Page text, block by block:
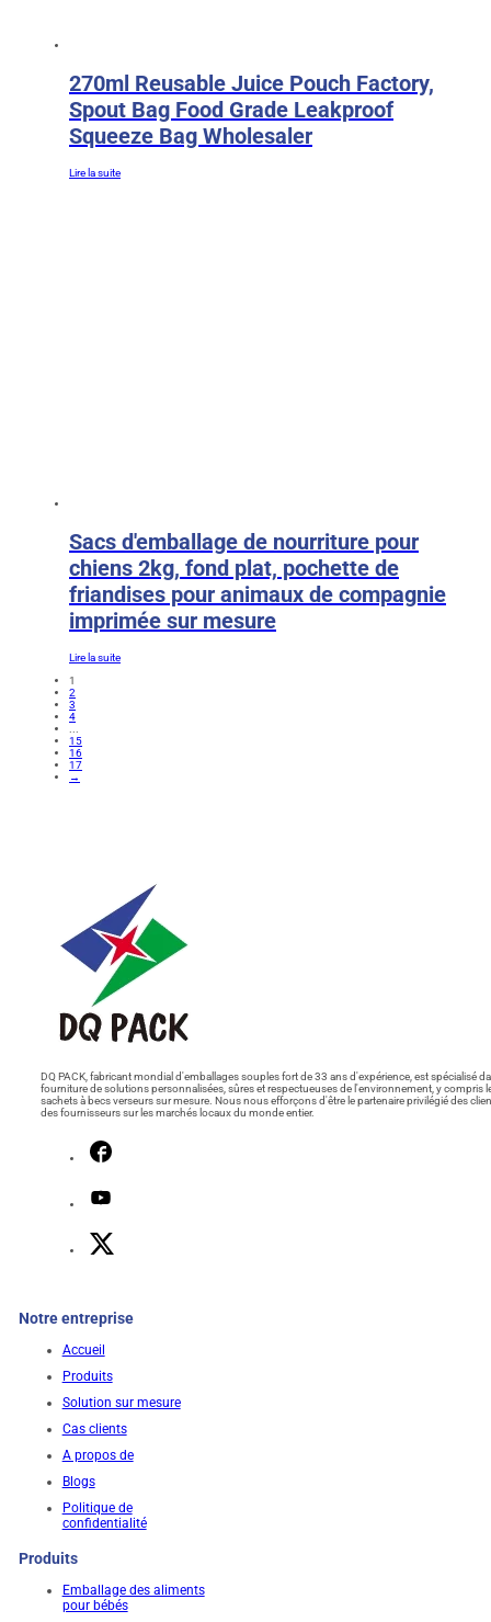
270ml Reusable Juice Pouch Factory,
Spout Bag Food Grade Leakproof
Squeeze Bag Wholesaler
Lire la suite
Sacs d'emballage de nourriture pour
chiens 2kg, fond plat, pochette de
friandises pour animaux de compagnie
imprimée sur mesure
Lire la suite
1
2
3
4
...
15
16
17
→
DQ PACK, fabricant mondial d'emballages souples fort de 33 ans d'expérience, est spécialisé
fourniture de solutions personnalisées, sûres et respectueuses de l'environnement, y compris
sachets à becs verseurs sur mesure. Nous nous efforçons d'être le partenaire privilégié des
des fournisseurs sur les marchés locaux du monde entier.
Notre entreprise
Accueil
Produits
Solution sur mesure
Cas clients
A propos de
Blogs
Politique de
confidentialité
Produits
Emballage des aliments
pour bébés